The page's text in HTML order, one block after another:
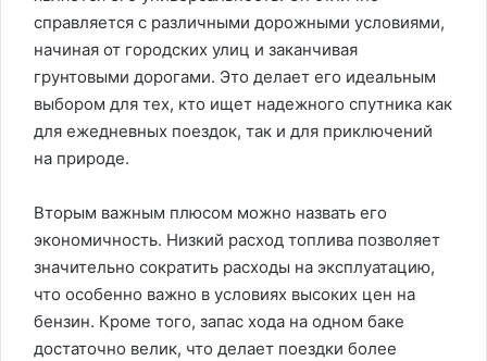
справляется с различными дорожными условиями,
начиная от городских улиц и заканчивая
грунтовыми дорогами. Это делает его идеальным
выбором для тех, кто ищет надежного спутника как
для ежедневных поездок, так и для приключений
на природе.
Вторым важным плюсом можно назвать его
экономичность. Низкий расход топлива позволяет
значительно сократить расходы на эксплуатацию,
что особенно важно в условиях высоких цен на
бензин. Кроме того, запас хода на одном баке
достаточно велик, что делает поездки более